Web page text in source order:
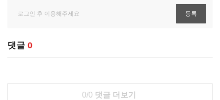
댓글 0
0/0 댓글 더보기